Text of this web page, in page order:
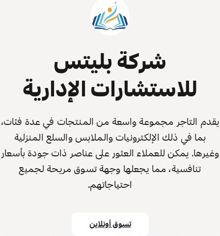
شركة بليتس
للاستشارات الإدارية
يقدم التاجر مجموعة واسعة من المنتجات في عدة فئات،
بما في ذلك الإلكترونيات والملابس والسلع المنزلية
وغيرها. يمكن للعملاء العثور على عناصر ذات جودة بأسعار
تنافسية، مما يجعلها وجهة تسوق مريحة لجميع
احتياجاتهم.
تسوق أونلاين